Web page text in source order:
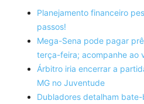
Planejamento financeiro
passos!
Mega-Sena pode pagar
terça-feira; acompanhe ao
Árbitro iria encerrar a
MG no Juventude
Dubladores detalham